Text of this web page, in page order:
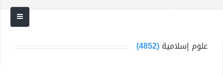
علوم إسلامية(4852)